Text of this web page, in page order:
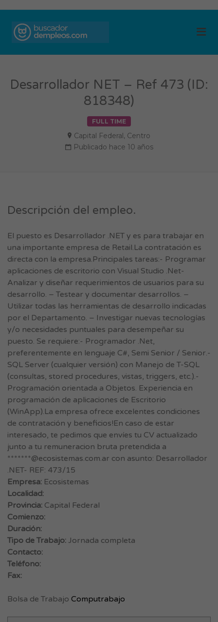
Desarrollador NET – Ref 473 (ID:
818348)
FULL TIME
Capital Federal, Centro
Publicado hace 10 años
Descripción del empleo.
El puesto es Desarrollador .NET y es para trabajar en
una importante empresa de Retail.La contratación es
directa con la empresa.Principales tareas:- Programar
aplicaciones de escritorio con Visual Studio .Net-
Analizar y diseñar requerimientos de usuarios para su
desarrollo. – Testear y documentar desarrollos. –
Utilizar todas las herramientas de desarrollo indicadas
por el Departamento. – Investigar nuevas tecnologías
y/o necesidades puntuales para desempeñar su
puesto. Se requiere:- Programador .Net,
preferentemente en lenguaje C#, Semi Senior / Senior.-
SQL Server (cualquier versión) con Manejo de T-SQL
(consultas, stored procedures, vistas, triggers, etc.).-
Programación orientada a Objetos. Experiencia en
programación de aplicaciones de Escritorio
(WinApp).La empresa ofrece excelentes condiciones
de contratación y beneficios!En caso de estar
interesado, te pedimos que envíes tu CV actualizado
junto a tu remuneracion bruta pretendida a
*******@ecosistemas.com.ar con asunto: Desarrollador
.NET- REF: 473/15
Empresa: Ecosistemas
Localidad:
Provincia: Capital Federal
Comienzo:
Duración:
Tipo de Trabajo: Jornada completa
Contacto:
Teléfono:
Fax:
Bolsa de Trabajo Computrabajo